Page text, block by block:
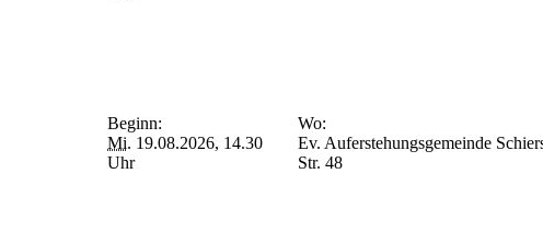
Beginn:
Mi. 19.08.2026, 14.30
Uhr
Wo:
Ev. Auferstehungsgemeinde
Str. 48